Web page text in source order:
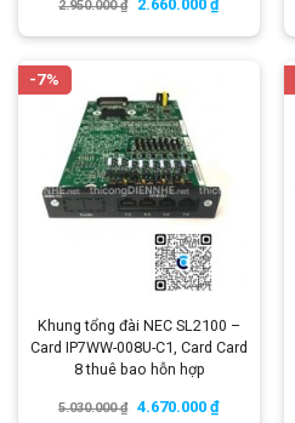
2.950.000₫ 2.660.000 ₫
-7%
Khung tổng đài NEC SL2100 –
Card IP7WW-008U-C1, Card Card
8 thuê bao hỗn hợp
5.030.000₫ 4.670.000 ₫